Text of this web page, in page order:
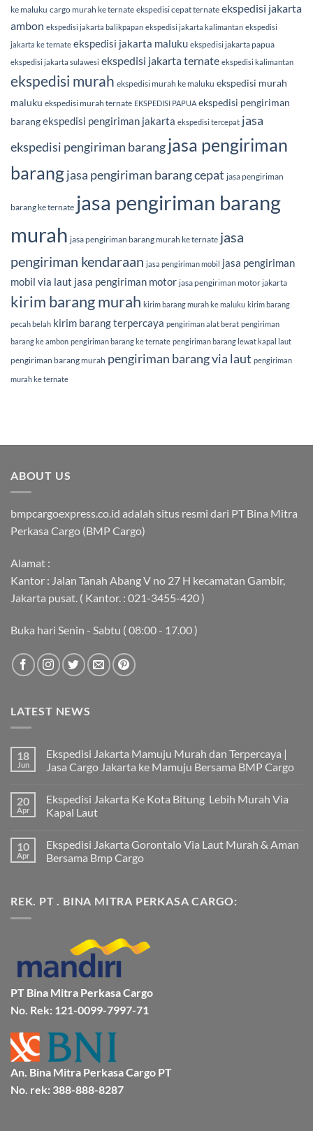
ke maluku cargo murah ke ternate ekspedisi cepat ternate ekspedisi jakarta
ambon ekspedisi jakarta balikpapan ekspedisi jakarta kalimantan ekspedisi
jakarta ke ternate ekspedisi jakarta maluku ekspedisi jakarta papua
ekspedisi jakarta sulawesi ekspedisi jakarta ternate ekspedisi kalimantan
ekspedisi murah ekspedisi murah ke maluku ekspedisi murah
maluku ekspedisi murah ternate EKSPEDISI PAPUA ekspedisi pengiriman
barangekspedisi pengiriman jakarta ekspedisi tercepat jasa
ekspedisi pengiriman barangjasa pengiriman
barangjasa pengiriman barang cepat jasa pengiriman
barang ke ternate jasa pengiriman barang
murah jasa pengiriman barang murah ke ternate jasa
pengiriman kendaraan jasa pengiriman mobil jasa pengiriman
mobil via laut jasa pengiriman motor jasa pengiriman motor jakarta
kirim barang murah kirim barang murah ke maluku kirim barang
pecah belah kirim barang terpercaya pengiriman alat berat pengiriman
barang ke ambon pengiriman barang ke ternate pengiriman barang lewat kapal laut
pengiriman barang murah pengiriman barang via laut pengiriman
murah ke ternate
ABOUT US
bmpcargoexpress.co.id adalah situs resmi dari PT Bina Mitra
Perkasa Cargo (BMP Cargo)
Alamat :
Kantor : Jalan Tanah Abang V no 27 H kecamatan Gambir,
Jakarta pusat. ( Kantor. : 021-3455-420 )
Buka hari Senin - Sabtu ( 08:00 - 17.00 )
LATEST NEWS
18
Jun
Ekspedisi Jakarta Mamuju Murah dan Terpercaya |
Jasa Cargo Jakarta ke Mamuju Bersama BMP Cargo
komentar
pada
Ekspedisi
Murah
dan
Terpercaya
Jakarta
ke
20
Apr
Ekspedisi Jakarta Ke Kota Bitung Lebih Murah Via
Kapal Laut
komentar
pada
Ekspedisi
Bitung
Lebih
10
Apr
Ekspedisi Jakarta Gorontalo Via Laut Murah & Aman
Bersama Bmp Cargo
pada
Ekspedisi
&
Aman
Bersama
Bmp
Cargo
REK. PT . BINA MITRA PERKASA CARGO:
PT Bina Mitra Perkasa Cargo
No. Rek: 121-0099-7997-71
An. Bina Mitra Perkasa Cargo PT
No. rek: 388-888-8287